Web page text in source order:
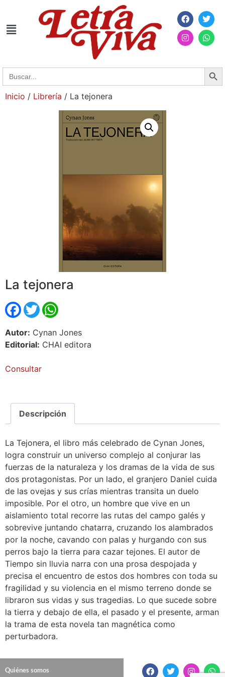
Search
for:
Inicio / Librería / La tejonera
La tejonera
Facebook
Twitter
Autor: Cynan Jones
Editorial: CHAI editora
Consultar
Descripción
La Tejonera, el libro más celebrado de Cynan Jones,
logra construir un universo complejo al conjurar las
fuerzas de la naturaleza y los dramas de la vida de sus
dos protagonistas. Por un lado, el granjero Daniel cuida
de las ovejas y sus crías mientras transita un duelo
imposible. Por el otro, un hombre que vive en un
aislamiento total recorre las rutas del campo galés y
sobrevive juntando chatarra, cruzando los alambrados
por la noche, cavando con palas y hurgando con sus
perros bajo la tierra para cazar tejones. El autor de
Tiempo sin lluvia narra con una prosa despojada y
precisa el encuentro de estos dos hombres con toda su
fragilidad y su violencia en el mismo terreno donde se
libraron sus vidas y sus tragedias. Lo que sucede sobre
la tierra y debajo de ella, el pasado y el presente, arman
la trama de esta novela tan magnética como
perturbadora.
Quiénes somos